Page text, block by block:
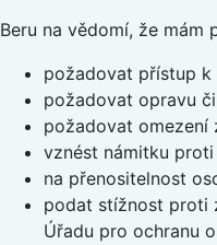
Beru na vědomí, že mám
požadovat přístup k
požadovat opravu
požadovat omezení
vznést námitku
na přenositelnost
podat stížnost proti
Úřadu pro ochranu